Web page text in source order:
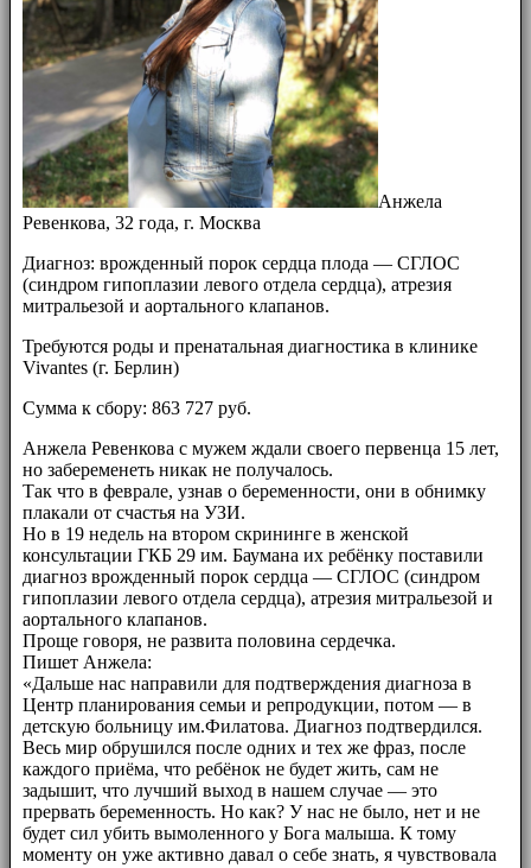
Анжела
Ревенкова, 32 года, г. Москва
Диагноз: врожденный порок сердца плода — СГЛОС
(синдром гипоплазии левого отдела сердца), атрезия
митральезой и аортального клапанов.
Требуются роды и пренатальная диагностика в клинике
Vivantes (г. Берлин)
Сумма к сбору: 863 727 руб.
Анжела Ревенкова с мужем ждали своего первенца 15 лет,
но забеременеть никак не получалось.
Так что в феврале, узнав о беременности, они в обнимку
плакали от счастья на УЗИ.
Но в 19 недель на втором скрининге в женской
консультации ГКБ 29 им. Баумана их ребёнку поставили
диагноз врожденный порок сердца — СГЛОС (синдром
гипоплазии левого отдела сердца), атрезия митральезой и
аортального клапанов.
Проще говоря, не развита половина сердечка.
Пишет Анжела:
«Дальше нас направили для подтверждения диагноза в
Центр планирования семьи и репродукции, потом — в
детскую больницу им.Филатова. Диагноз подтвердился.
Весь мир обрушился после одних и тех же фраз, после
каждого приёма, что ребёнок не будет жить, сам не
задышит, что лучший выход в нашем случае — это
прервать беременность. Но как? У нас не было, нет и не
будет сил убить вымоленного у Бога малыша. К тому
моменту он уже активно давал о себе знать, я чувствовала